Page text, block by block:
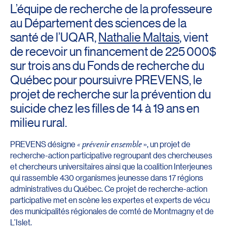
L’équipe de recherche de la professeure
au Département des sciences de la
santé de l’UQAR, Nathalie Maltais , vient
de recevoir un financement de 225 000$
sur trois ans du Fonds de recherche du
Québec pour poursuivre PREVENS, le
projet de recherche sur la prévention du
suicide chez les filles de 14 à 19 ans en
milieu rural.
PREVENS désigne « prévenir ensemble», un projet de
recherche-action participative regroupant des chercheuses
et chercheurs universitaires ainsi que la coalition Interjeunes
qui rassemble 430 organismes jeunesse dans 17 régions
administratives du Québec. Ce projet de recherche-action
participative met en scène les expertes et experts de vécu
des municipalités régionales de comté de Montmagny et de
L’Islet.